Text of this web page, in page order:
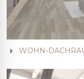
WOHN-